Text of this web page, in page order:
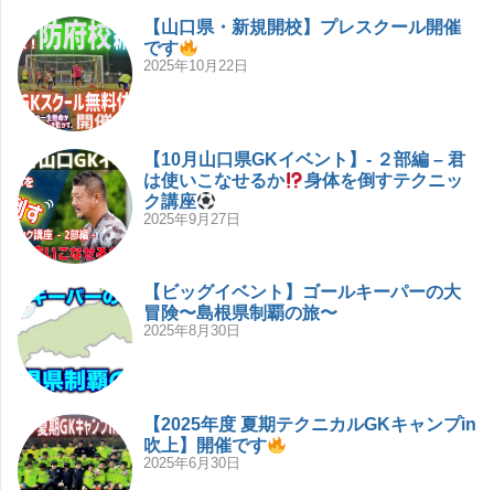
【山口県・新規開校】プレスクール開催
です
2025年10月22日
【10月山口県GKイベント】- ２部編 – 君
は使いこなせるか
身体を倒すテクニッ
ク講座
2025年9月27日
【ビッグイベント】ゴールキーパーの大
冒険〜島根県制覇の旅〜
2025年8月30日
【2025年度 夏期テクニカルGKキャンプin
吹上】開催です
2025年6月30日